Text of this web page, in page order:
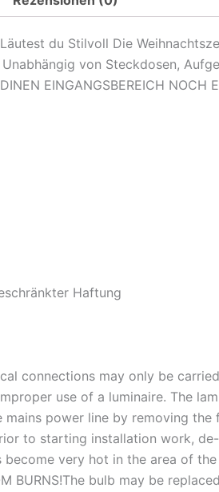
du Stilvoll Die
von Steckdosen,
EINGANGSBEREICH NOCH
Haftung
connections may only be
use of a luminaire. The
power line by removing
to starting installation work,
very hot in the area of
BURNS!The bulb may be